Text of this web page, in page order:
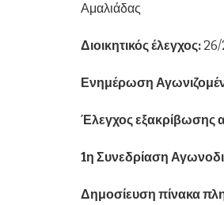
Αμαλιάδας
Διοικητικός έλεγχος: 26/
Ενημέρωση
Έλεγχος εξακρίβωσης
1η Συνεδρίαση
Δημοσίευση πίνακα